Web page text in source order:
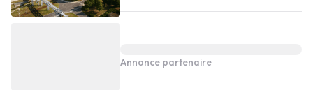
Annonce partenaire